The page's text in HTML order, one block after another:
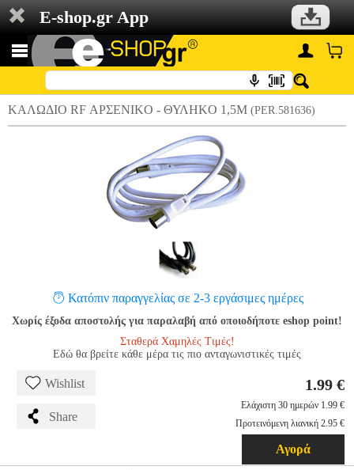
E-shop.gr App
ΚΑΛΩΔΙΟ RF ΑΡΣENIKO - ΘΥΛHKO 1,5Μ (PER.581636)
Κατόπιν παραγγελίας σε 2-3 εργάσιμες ημέρες
Χωρίς έξοδα αποστολής για παραλαβή από οποιοδήποτε eshop point!
Σταθερά Χαμηλές Τιμές!
Εδώ θα βρείτε κάθε μέρα τις πιο ανταγωνιστικές τιμές
Wishlist
Share
1.99 €
Ελάχιστη 30 ημερών 1.99 €
Προτεινόμενη λιανική 2.95 €
Αγορά